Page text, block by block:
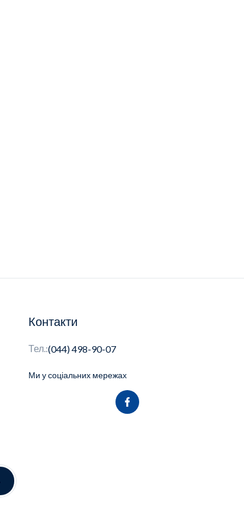
Контакти
Тел.:(044) 498-90-07
Ми у соціальних мережах